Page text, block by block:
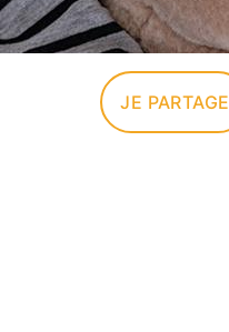
JE PARTAGE